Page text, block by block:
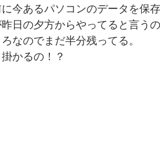
今あるパソコンのデータを保存
日の夕方からやってると言う
なのでまだ半分残ってる。
かるの！？